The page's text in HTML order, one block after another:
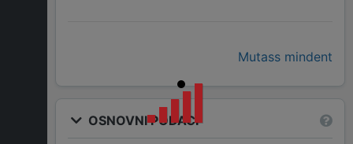
Mutass mindent
OSNOVNI PODACI